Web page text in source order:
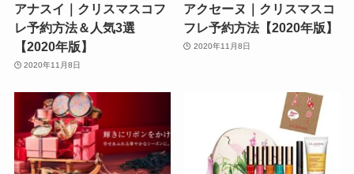
アナスイ｜クリスマスコフ
レ予約方法＆人気3選
【2020年版】
2020年11月8日
アクセーヌ｜クリスマスコ
フレ予約方法【2020年版】
2020年11月8日